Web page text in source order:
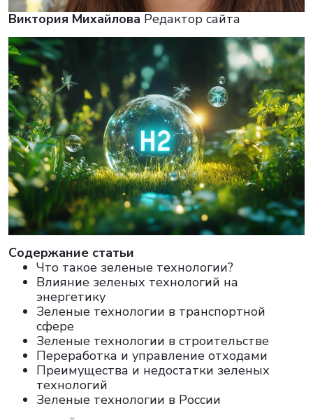
Виктория Михайлова Редактор сайта
Cодержание статьи
Что такое зеленые технологии?
Влияние зеленых технологий на
энергетику
Зеленые технологии в транспортной
сфере
Зеленые технологии в строительстве
Переработка и управление отходами
Преимущества и недостатки зеленых
технологий
Зеленые технологии в России